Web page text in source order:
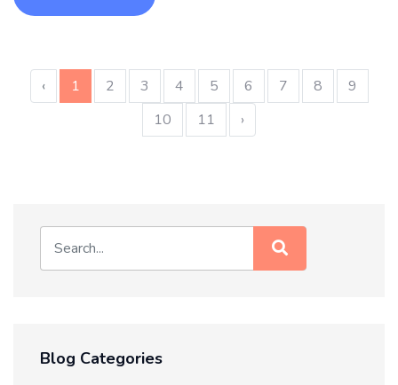
‹ 1 2 3 4 5 6 7 8
9
10
11 ›
Blog Categories